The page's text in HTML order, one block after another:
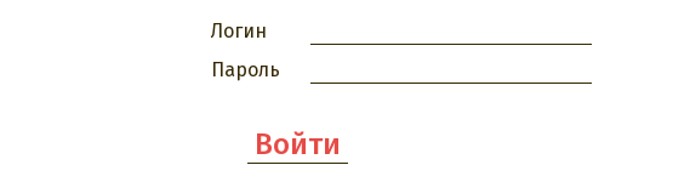
Логин
Пароль